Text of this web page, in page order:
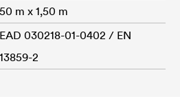
50 m x 1,50 m
EAD 030218-01-0402 / EN
13859-2